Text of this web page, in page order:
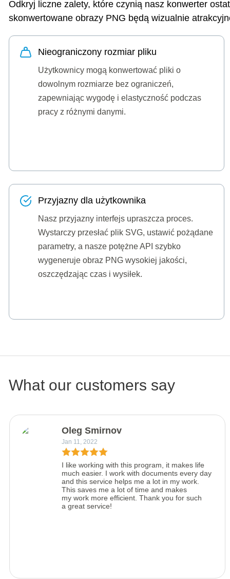
Odkryj liczne zalety, które czynią nasz konwerter
skonwertowane obrazy PNG będą wizualnie
Nieograniczony rozmiar pliku
Użytkownicy mogą konwertować pliki o
dowolnym rozmiarze bez ograniczeń,
zapewniając wygodę i elastyczność podczas
pracy z różnymi danymi.
Przyjazny dla użytkownika
Nasz przyjazny interfejs upraszcza proces.
Wystarczy przesłać plik SVG, ustawić pożądane
parametry, a nasze potężne API szybko
wygeneruje obraz PNG wysokiej jakości,
oszczędzając czas i wysiłek.
What our customers say
Oleg Smirnov
Jan 11, 2022
I like working with this program, it makes life
much easier. I work with documents every day
and this service helps me a lot in my work.
This saves me a lot of time and makes
my work more efficient. Thank you for such
a great service!